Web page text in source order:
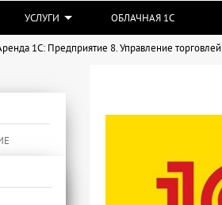
УСЛУГИ ОБЛАЧНАЯ 1С
1С: Предприятие 8. Управление торговлей